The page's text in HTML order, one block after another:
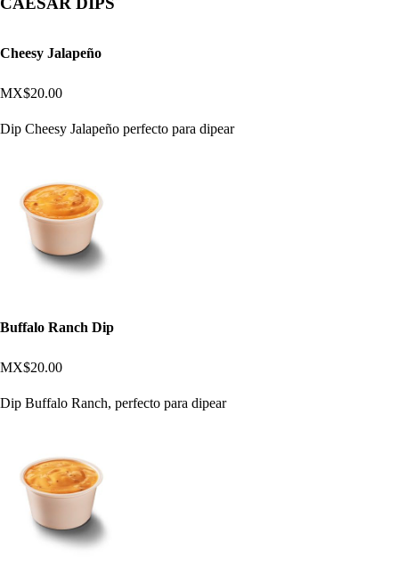
Cheesy Jalapeño
MX$20.00
Dip Cheesy Jalapeño perfecto para dipear
Buffalo Ranch Dip
MX$20.00
Dip Buffalo Ranch, perfecto para dipear